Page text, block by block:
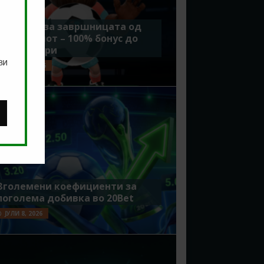
Идеално за завршницата од
Мундијалот – 100% бонус до
7500 денари
ЈУЛИ 15, 2026
коефициенти за
добивка во 20Bet
ЈУЛИ 8, 2026